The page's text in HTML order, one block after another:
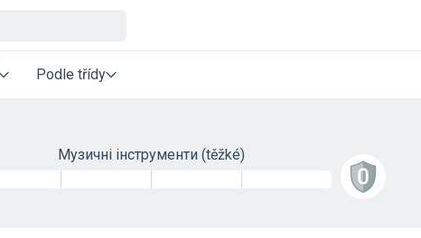
Podle třídy
Музичні інструменти (těžké)